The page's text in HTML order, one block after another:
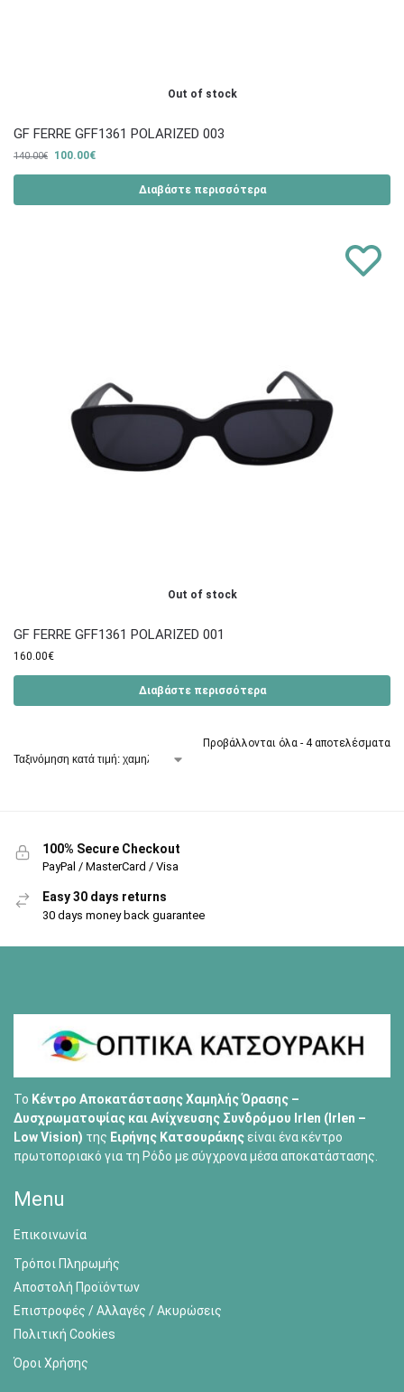
Out of stock
GF FERRE GFF1361 POLARIZED 003
140.00€ 100.00€
Διαβάστε περισσότερα
Out of stock
GF FERRE GFF1361 POLARIZED 001
160.00€
Διαβάστε περισσότερα
Προβάλλονται όλα - 4 αποτελέσματα
100% Secure Checkout
PayPal / MasterCard / Visa
Easy 30 days returns
30 days money back guarantee
Το Κέντρο Αποκατάστασης Χαμηλής Όρασης –
Δυσχρωματοψίας και Ανίχνευσης Συνδρόμου Irlen (Irlen –
Low Vision) της Ειρήνης Κατσουράκηςείναι ένα κέντρο
πρωτοποριακό για τη Ρόδο με σύγχρονα μέσα αποκατάστασης.
Menu
Επικοινωνία
Τρόποι Πληρωμής
Αποστολή Προϊόντων
Επιστροφές / Αλλαγές / Ακυρώσεις
Πολιτική Cookies
Όροι Χρήσης